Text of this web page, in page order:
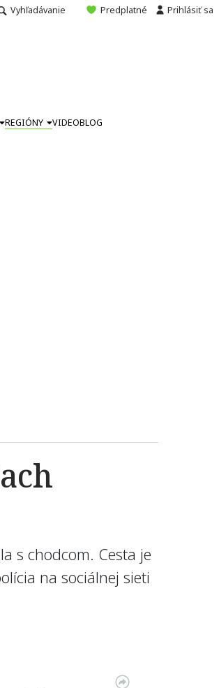
Vyhľadávanie Predplatné Prihlásiť sa
REGIÓNY VIDEOBLOG
s chodcom. Cesta je
na sociálnej sieti